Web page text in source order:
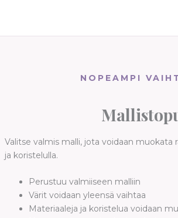
NOPEAMPI
Valitse valmis malli, jota voidaan muokata
ja koristelulla.
Perustuu valmiiseen malliin
Värit voidaan yleensä vaihtaa
Materiaaleja ja koristelua voidaan